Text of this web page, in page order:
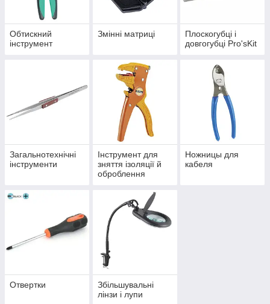
Обтискний
інструмент
Змінні матриці
Плоскогубці і
довгогубці Pro'sKit
Загальнотехнічні
інструменти
Інструмент для
зняття ізоляції й
оброблення
Ножницы для
кабеля
Отвертки
Збільшувальні
лінзи і лупи